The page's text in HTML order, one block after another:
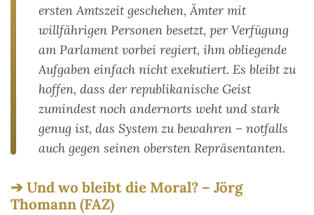
ersten Amtszeit geschehen, Ämter mit
willfährigen Personen besetzt, per Verfügung
am Parlament vorbei regiert, ihm obliegende
Aufgaben einfach nicht exekutiert. Es bleibt zu
hoffen, dass der republikanische Geist
zumindest noch andernorts weht und stark
genug ist, das System zu bewahren – notfalls
auch gegen seinen obersten Repräsentanten.
Und wo bleibt die Moral? – Jörg
Thomann (FAZ)